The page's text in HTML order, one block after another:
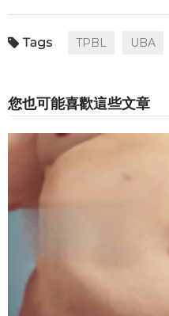
TPBL UBA
您也可能喜歡這些文章